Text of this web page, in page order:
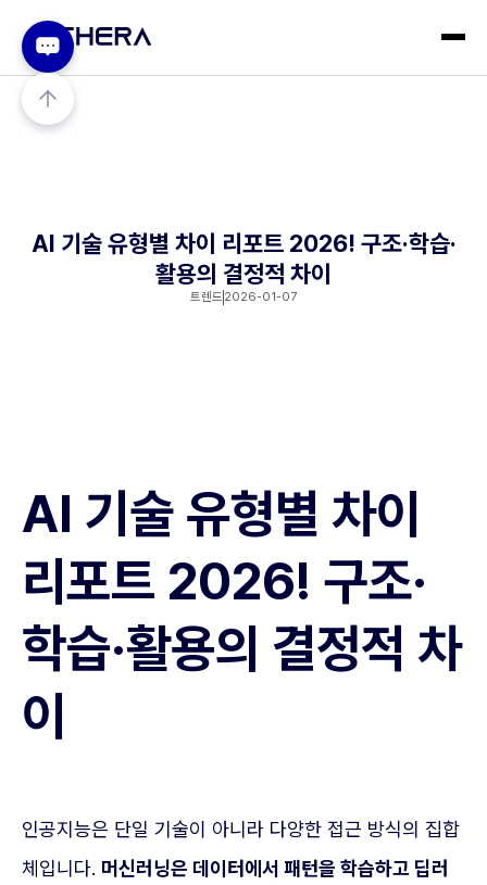
AI 기술 유형별 차이 리포트 2026! 구조·학습·
활용의 결정적 차이
트렌드 2026-01-07
AI 기술 유형별 차이
리포트 2026! 구조·
학습·활용의 결정적 차
이
인공지능은 단일 기술이 아니라 다양한 접근 방식의 집합
체입니다. 머신러닝은 데이터에서 패턴을 학습하고 딥러